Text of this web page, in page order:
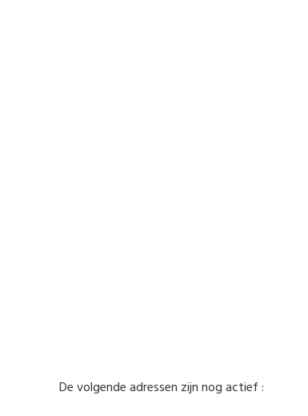
Mail :
De volgende adressen zijn nog actief :